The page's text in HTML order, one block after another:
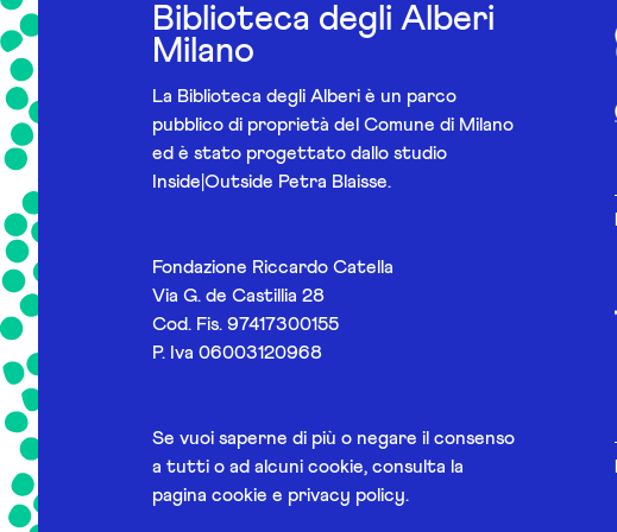
Biblioteca degli Alberi
Milano
La Biblioteca degli Alberi è un parco
pubblico di proprietà del Comune di Milano
ed è stato progettato dallo studio
Inside|Outside Petra Blaisse.
Fondazione Riccardo Catella
Via G. de Castillia 28
Cod. Fis. 97417300155
P. Iva 06003120968
Se vuoi saperne di più o negare il consenso
a tutti o ad alcuni cookie, consulta la
pagina cookie e privacy policy.